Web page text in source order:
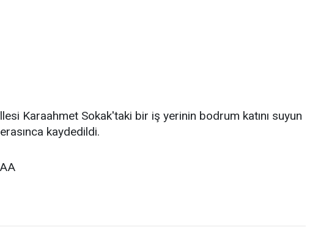
Karaahmet Sokak'taki bir iş yerinin bodrum katını suyun
kaydedildi.